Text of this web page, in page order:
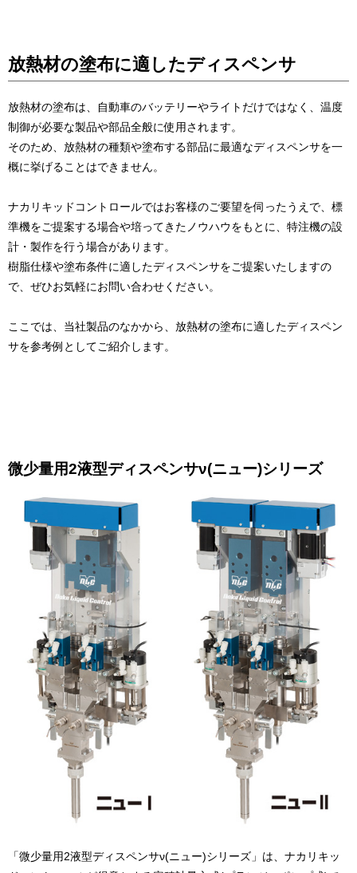
放熱材の塗布に適したディスペンサ
放熱材の塗布は、自動車のバッテリーやライトだけではなく、温度
制御が必要な製品や部品全般に使用されます。
そのため、放熱材の種類や塗布する部品に最適なディスペンサを一
概に挙げることはできません。
ナカリキッドコントロールではお客様のご要望を伺ったうえで、標
準機をご提案する場合や培ってきたノウハウをもとに、特注機の設
計・製作を行う場合があります。
樹脂仕様や塗布条件に適したディスペンサをご提案いたしますの
で、ぜひお気軽にお問い合わせください。
ここでは、当社製品のなかから、放熱材の塗布に適したディスペン
サを参考例としてご紹介します。
微少量用2液型ディスペンサν(ニュー)シリーズ
「微少量用2液型ディスペンサν(ニュー)シリーズ」は、ナカリキッ